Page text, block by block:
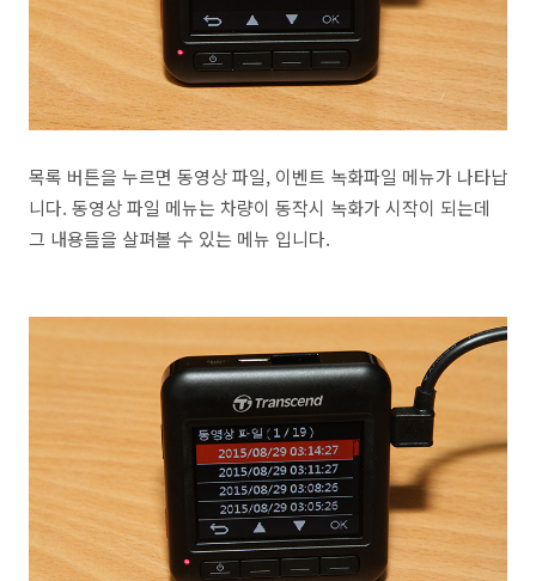
목록 버튼을 누르면 동영상 파일, 이벤트 녹화파일 메뉴가 나타납
니다. 동영상 파일 메뉴는 차량이 동작시 녹화가 시작이 되는데
그 내용들을 살펴볼 수 있는 메뉴 입니다.